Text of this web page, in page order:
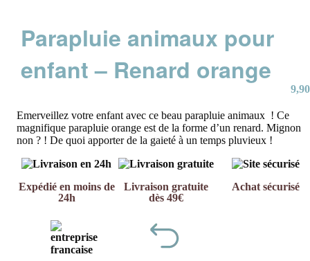
Parapluie animaux pour
enfant – Renard orange
9,90
Emerveillez votre enfant avec ce beau parapluie animaux ! Ce
magnifique parapluie orange est de la forme d’un renard. Mignon
non ? ! De quoi apporter de la gaieté à un temps pluvieux !
Expédié en moins de
24h
Livraison gratuite
dès 49€
Achat sécurisé